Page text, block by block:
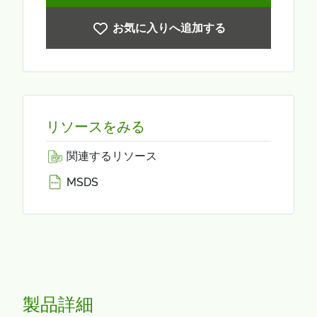
お気に入りへ追加する
リソースをみる
関連するリソース
MSDS
製品詳細